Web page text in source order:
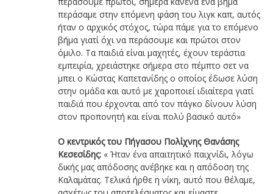
περάσαμε στην επόμενη φάση του λιγκ καπ, αυτός
ήταν ο αρχικός στόχος, τώρα πάμε για το επόμενο
βήμα γιατί όχι να περάσουμε και πρώτοι στον
όμιλο. Τα παιδιά είναι μαχητές, έχουν τεράστια
εμπειρία, χρειάστηκε σήμερα στο πέμπτο σετ να
μπει ο Κώστας Καπετανίδης ο οποίος έδωσε λύση
στην ομάδα και αυτό με χαροποιεί ιδιαίτερα γιατί
παιδιά που έρχονται από τον πάγκο δίνουν λύση
στον προπονητή και είναι πολύ βασικό αυτό»
Ο κεντρικός του Πήγασου Πολίχνης Θανάσης
Κεσεσίδης:« Ήταν ένα απαιτητικό παιχνίδι, λόγω
δικής μας απόδοσης ανέβηκε και η απόδοση της
Καλαμάτας. Τελικά ήρθε η νίκη, αυτό που θέλαμε,